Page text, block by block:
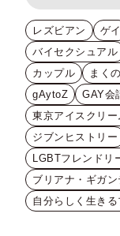
レズビアン ゲイ
バイセクシュアル
カップル
まく
gAytoZ
GAY会
東京アイスクリー
ジブンヒストリー
LGBTフレンドリ
ブリアナ・ギガン
自分らしく生きる